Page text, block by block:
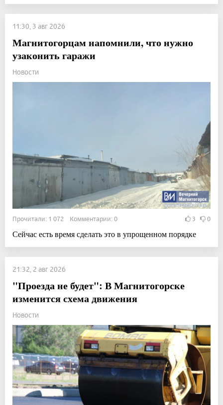
11:30, 3 авг 2026
Магнитогорцам напомнили, что нужно
узаконить гаражи
Новости
Прочитали: 1 072 Комментарии: 0 3 0
Сейчас есть время сделать это в упрощенном порядке
21:32, 2 авг 2026
"Проезда не будет": В Магнитогорске
изменится схема движения
Новости